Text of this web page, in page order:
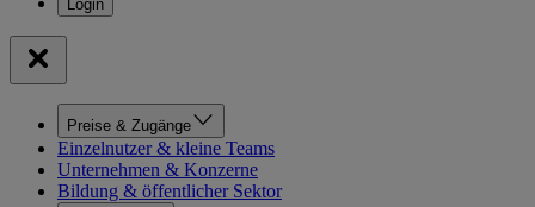
Preise & Zugänge
Einzelnutzer & kleine Teams
Unternehmen & Konzerne
Bildung & öffentlicher Sektor